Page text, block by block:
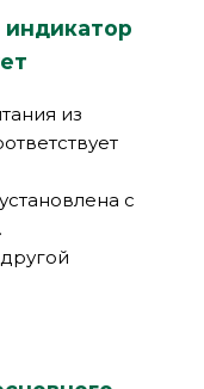
индикатор
из
с